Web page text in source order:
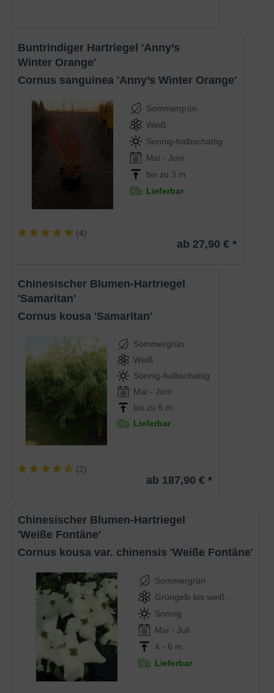
Buntrindiger Hartriegel 'Anny’s
Winter Orange'
Cornus sanguinea 'Anny’s Winter Orange'
Sommergrün
Weiß
Sonnig-halbschattig
Mai - Juni
bis zu 3 m
Lieferbar
(4)
ab 27,90 € *
Chinesischer Blumen-Hartriegel
'Samaritan'
Cornus kousa 'Samaritan'
Sommergrün
Weiß
Sonnig-halbschattig
Mai - Juni
bis zu 6 m
Lieferbar
(2)
ab 187,90 € *
Chinesischer Blumen-Hartriegel
'Weiße Fontäne'
Cornus kousa var. chinensis 'Weiße Fontäne'
Sommergrün
Grüngelb bis weiß
Sonnig
Mai - Juli
4 - 6 m
Lieferbar